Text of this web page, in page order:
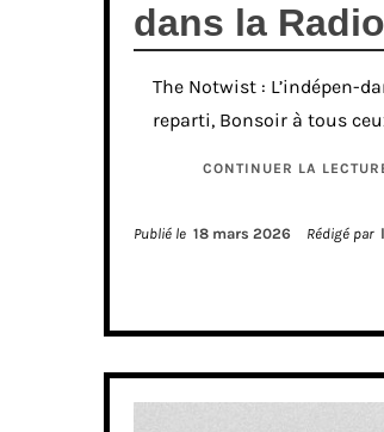
dans la
The Notwist : L’indépen-
reparti, Bonsoir à tous
CONTINUER LA
Publié le 18 mars 2026 Rédigé par